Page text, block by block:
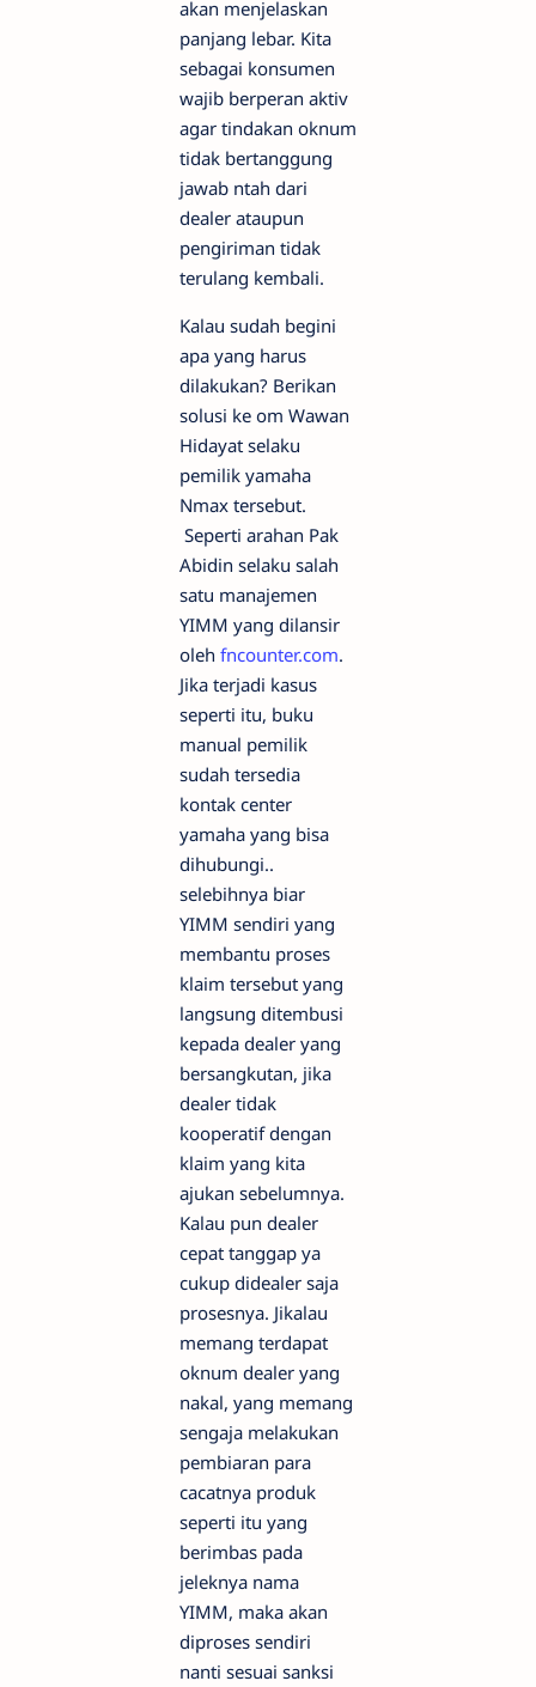
akan menjelaskan
panjang lebar. Kita
sebagai konsumen
wajib berperan aktiv
agar tindakan oknum
tidak bertanggung
jawab ntah dari
dealer ataupun
pengiriman tidak
terulang kembali.
Kalau sudah begini
apa yang harus
dilakukan? Berikan
solusi ke om Wawan
Hidayat selaku
pemilik yamaha
Nmax tersebut.
Seperti arahan Pak
Abidin selaku salah
satu manajemen
YIMM yang dilansir
oleh fncounter.com.
Jika terjadi kasus
seperti itu, buku
manual pemilik
sudah tersedia
kontak center
yamaha yang bisa
dihubungi..
selebihnya biar
YIMM sendiri yang
membantu proses
klaim tersebut yang
langsung ditembusi
kepada dealer yang
bersangkutan, jika
dealer tidak
kooperatif dengan
klaim yang kita
ajukan sebelumnya.
Kalau pun dealer
cepat tanggap ya
cukup didealer saja
prosesnya. Jikalau
memang terdapat
oknum dealer yang
nakal, yang memang
sengaja melakukan
pembiaran para
cacatnya produk
seperti itu yang
berimbas pada
jeleknya nama
YIMM, maka akan
diproses sendiri
nanti sesuai sanksi